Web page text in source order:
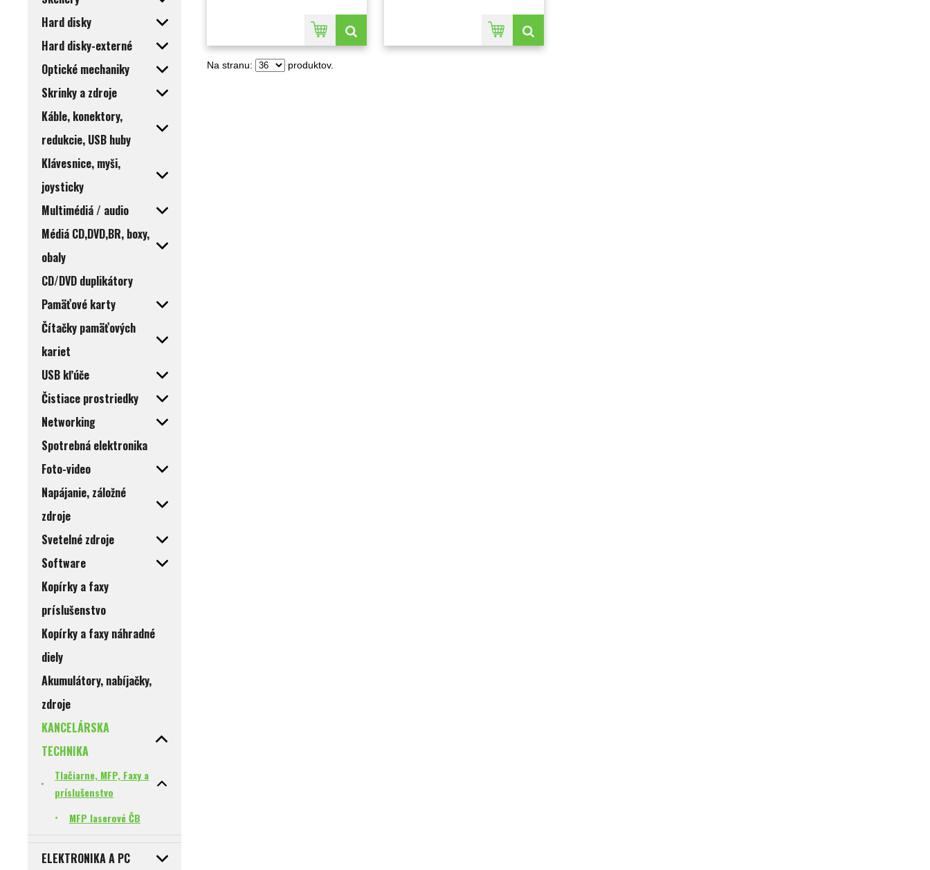
Hard disky
Hard disky-externé
Optické mechaniky
Skrinky a zdroje
Káble, konektory,
redukcie, USB huby
Klávesnice, myši,
joysticky
Multimédiá / audio
Médiá CD,DVD,BR, boxy,
obaly
CD/DVD duplikátory
Pamäťové karty
Čítačky pamäťových
kariet
USB kľúče
Čistiace prostriedky
Networking
Spotrebná elektronika
Foto-video
Napájanie, záložné
zdroje
Svetelné zdroje
Software
Kopírky a faxy
príslušenstvo
Kopírky a faxy náhradné
diely
Akumulátory, nabíjačky,
zdroje
KANCELÁRSKA
TECHNIKA
Tlačiarne, MFP, Faxy a
príslušenstvo
MFP laserové ČB
ELEKTRONIKA A PC
Na stranu: produktov.